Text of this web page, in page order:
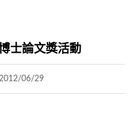
士論文獎活動
06/29